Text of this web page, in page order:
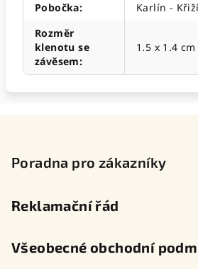
Pobočka:
Karlín -
Rozměr
klenotu se
závěsem:
1.5 x 1.4 cm
Poradna pro zákazníky
Reklamační řád
Všeobecné obchodní